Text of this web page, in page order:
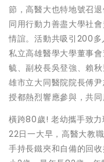
節，高醫大也特地號召
同用行動力善盡大學社
情誼。活動共吸引200
私立高雄醫學大學董事
毓、副校長吳登強、賴
雄市立大同醫院院長傅
授都熱烈響應參與，共
橫跨80歲! 老幼攜手致
22日一大早，高醫大教
手持長鐵夾和自備的回